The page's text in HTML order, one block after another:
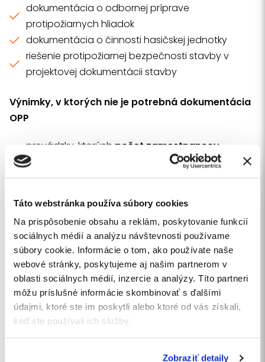
Táto webstránka používa súbory cookies
Na prispôsobenie obsahu a reklám, poskytovanie funkcií
sociálnych médií a analýzu návštevnosti používame
súbory cookie. Informácie o tom, ako používate naše
webové stránky, poskytujeme aj našim partnerom v
oblasti sociálnych médií, inzercie a analýzy. Títo partneri
môžu príslušné informácie skombinovať s ďalšími
údajmi, ktoré ste im poskytli alebo ktoré od vás získali,
keď ste používali ich služby.
Zobraziť detaily
dokumentácia o odbornej príprave
protipožiarnych hliadok
dokumentácia o činnosti hasičskej jednotky
riešenie protipožiarnej bezpečnosti stavby v
projektovej dokumentácii stavby
Výnimky, v ktorých nie je potrebná dokumentácia
OPP
prevádzky, ktorých počet zamestnancov
nepresahuje 5
prevádzky, v ktorých sa nevykonáva činnosť so
zvýšeným nebezpečenstvom vzniku požiaru.
OPP pre bezstarostné pracovné
prostredie
ochrany pred požiarmi. Správne skontrolovať Vaše